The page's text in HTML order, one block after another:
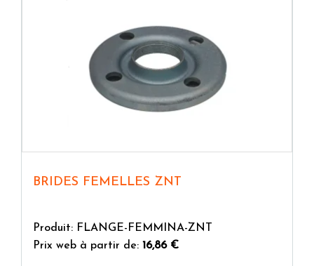
BRIDES FEMELLES ZNT
Produit: FLANGE-FEMMINA-ZNT
Prix web à partir de: 16,86 €